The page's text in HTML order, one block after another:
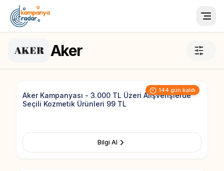
Aker
144 gün kaldı
Aker Kampanyası - 3.000 TL Üzeri Alışverişlerde
Seçili Kozmetik Ürünleri 99 TL
Bilgi Al
Add to